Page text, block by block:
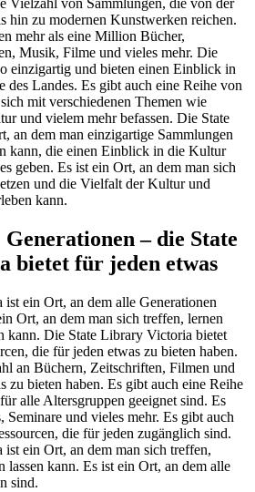
Vielzahl von Sammlungen, die von der
hin zu modernen Kunstwerken reichen.
mehr als eine Million Bücher,
Musik, Filme und vieles mehr. Die
einzigartig und bieten einen Einblick in
des Landes. Es gibt auch eine Reihe von
mit verschiedenen Themen wie
und vielem mehr befassen. Die State
an dem man einzigartige Sammlungen
kann, die einen Einblick in die Kultur
geben. Es ist ein Ort, an dem man sich
und die Vielfalt der Kultur und
kann.
– die State
bietet für jeden etwas
ein Ort, an dem alle Generationen
Ort, an dem man sich treffen, lernen
kann. Die State Library Victoria bietet
die für jeden etwas zu bieten haben.
an Büchern, Zeitschriften, Filmen und
zu bieten haben. Es gibt auch eine Reihe
alle Altersgruppen geeignet sind. Es
Seminare und vieles mehr. Es gibt auch
die für jeden zugänglich sind.
ein Ort, an dem man sich treffen,
lassen kann. Es ist ein Ort, an dem alle
sind.